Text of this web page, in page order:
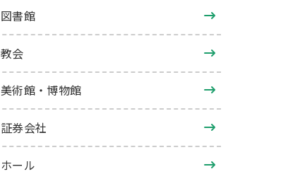
図書館
教会
美術館・博物館
証券会社
ホール